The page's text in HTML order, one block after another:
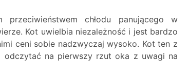
przeciwieństwem chłodu panującego w
Kot uwielbia niezależność i jest bardzo
ceni sobie nadzwyczaj wysoko. Kot ten z
na pierwszy rzut oka z uwagi na